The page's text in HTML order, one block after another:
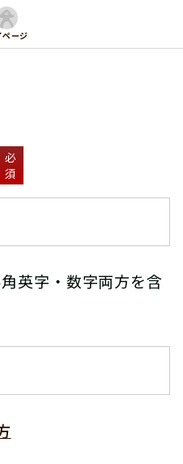
ページ
必
須
英字・数字両方を含